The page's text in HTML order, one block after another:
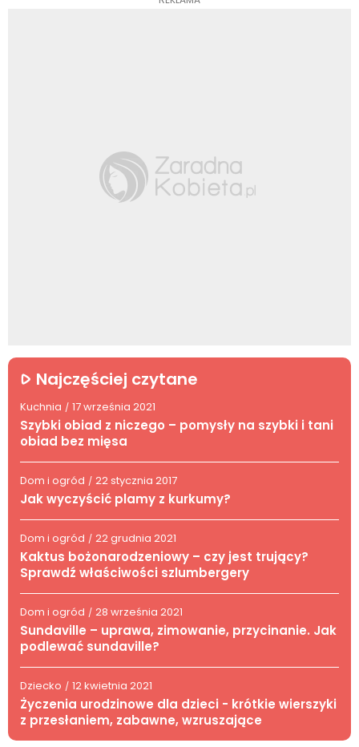
Najczęściej czytane
Kuchnia / 17 września 2021
Szybki obiad z niczego – pomysły na szybki i tani
obiad bez mięsa
Dom i ogród / 22 stycznia 2017
Jak wyczyścić plamy z kurkumy?
Dom i ogród / 22 grudnia 2021
Kaktus bożonarodzeniowy – czy jest trujący?
Sprawdź właściwości szlumbergery
Dom i ogród / 28 września 2021
Sundaville – uprawa, zimowanie, przycinanie. Jak
podlewać sundaville?
Dziecko / 12 kwietnia 2021
Życzenia urodzinowe dla dzieci - krótkie wierszyki
z przesłaniem, zabawne, wzruszające